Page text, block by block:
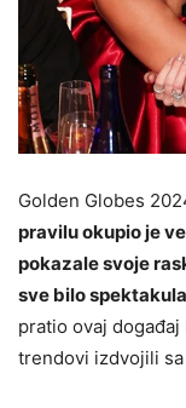
Golden Globes
pravilu okupio je
pokazale svoje
sve bilo
pratio ovaj
trendovi izdvojili